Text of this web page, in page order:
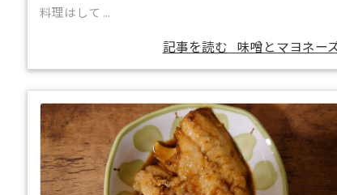
料理はして ...
記事を読む 味噌とマヨネー